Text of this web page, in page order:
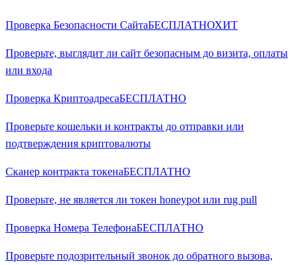
Проверка Безопасности СайтаБЕСПЛАТНОХИТ
Проверьте, выглядит ли сайт безопасным до визита, оплаты
или входа
Проверка КриптоадресаБЕСПЛАТНО
Проверьте кошельки и контракты до отправки или
подтверждения криптовалюты
Сканер контракта токенаБЕСПЛАТНО
Проверьте, не является ли токен honeypot или rug pull
Проверка Номера ТелефонаБЕСПЛАТНО
Проверьте подозрительный звонок до обратного вызова,